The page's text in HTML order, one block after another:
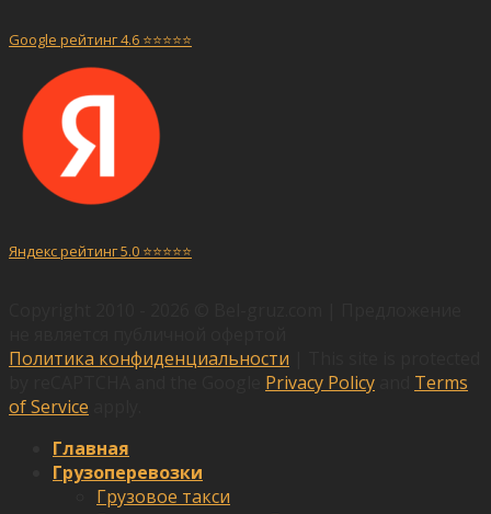
Google рейтинг 4.6 ⭐️⭐️⭐️⭐️⭐️
Яндекс рейтинг 5.0 ⭐️⭐️⭐️⭐️⭐️
Политика конфиденциальности
Privacy Policy
Terms
of Service
Главная
Грузоперевозки
Грузовое такси